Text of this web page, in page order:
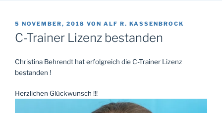
VERÖFFENTLICHT
AM
5 NOVEMBER, 2018 VON ALF R. KASSENBROCK
C-Trainer Lizenz bestanden
Christina Behrendt hat erfolgreich die C-Trainer Lizenz
bestanden !
Herzlichen Glückwunsch !!!